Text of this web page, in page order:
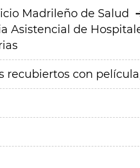
Madrileño de Salud
Asistencial de
recubiertos con